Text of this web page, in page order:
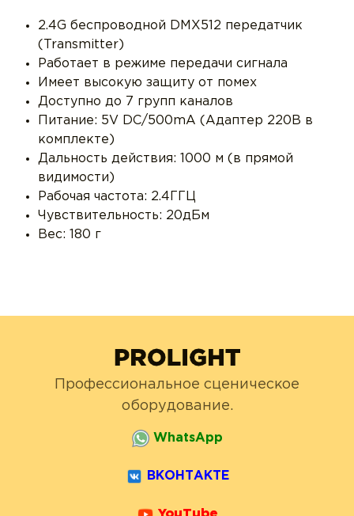
2.4G беспроводной DMX512 передатчик
(Transmitter)
Работает в режиме передачи сигнала
Имеет высокую защиту от помех
Доступно до 7 групп каналов
Питание: 5V DC/500mA (Адаптер 220В в
комплекте)
Дальность действия: 1000 м (в прямой
видимости)
Рабочая частота: 2.4ГГЦ
Чувствительность: 20дБм
Вес: 180 г
Профессиональное сценическое
оборудование.
WhatsApp
ВКОНТАКТЕ